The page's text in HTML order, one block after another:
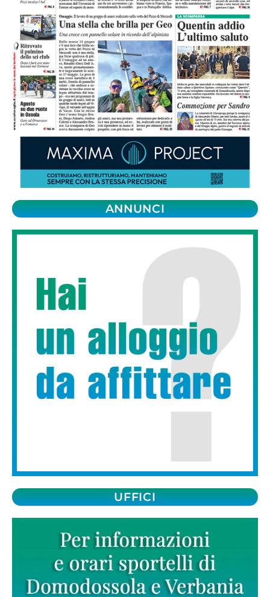
ANNUNCI
UFFICI